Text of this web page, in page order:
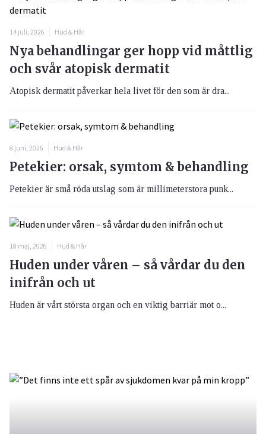
14 juli, 2026 Hud & Hår
Nya behandlingar ger hopp vid måttlig
och svår atopisk dermatit
Atopisk dermatit påverkar hela livet för den som är dra...
8 juni, 2026 Hud & Hår
Petekier: orsak, symtom & behandling
Petekier är små röda utslag som är millimeterstora punk...
18 maj, 2026 Hud & Hår
Huden under våren – så vårdar du den
inifrån och ut
Huden är vårt största organ och en viktig barriär mot o...